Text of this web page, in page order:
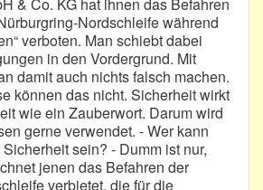
& Co. KG hat ihnen das Befahren
Nordschleife während
verboten. Man schiebt dabei
in den Vordergrund. Mit
damit auch nichts falsch machen.
können das nicht. Sicherheit wirkt
wie ein Zauberwort. Darum wird
gerne verwendet. - Wer kann
sein? - Dumm ist nur,
jenen das Befahren der
verbietet, die für die